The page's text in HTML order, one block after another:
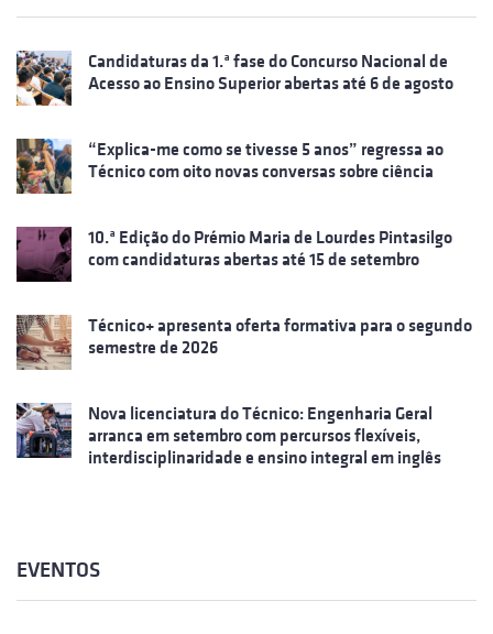
Candidaturas da 1.ª fase do Concurso Nacional de
Acesso ao Ensino Superior abertas até 6 de agosto
“Explica-me como se tivesse 5 anos” regressa ao
Técnico com oito novas conversas sobre ciência
10.ª Edição do Prémio Maria de Lourdes Pintasilgo
com candidaturas abertas até 15 de setembro
Técnico+ apresenta oferta formativa para o segundo
semestre de 2026
Nova licenciatura do Técnico: Engenharia Geral
arranca em setembro com percursos flexíveis,
interdisciplinaridade e ensino integral em inglês
EVENTOS